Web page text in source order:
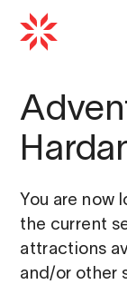
You are now
the current
attractions
and/or other